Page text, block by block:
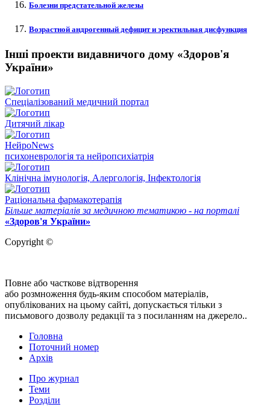
Болезни предстательной железы
Возрастной андрогенный дефицит и эректильная дисфункция
Інші проекти видавничого дому «Здоров'я
України»
Спеціалізований медичний портал
Дитячий лікар
НейроNews
психоневрологія та нейропсихіатрія
Клінічна імунологія, Алергологія, Інфектологія
Раціональна фармакотерапія
Більше матеріалів за медичною тематикою - на порталі
«Здоров'я України»
Copyright ©
Повне або часткове відтворення
або розмноження будь-яким способом матеріалів,
опублікованих на цьому сайті, допускається тільки з
письмового дозволу редакції та з посиланням на джерело..
Головна
Поточний номер
Архів
Про журнал
Теми
Розділи